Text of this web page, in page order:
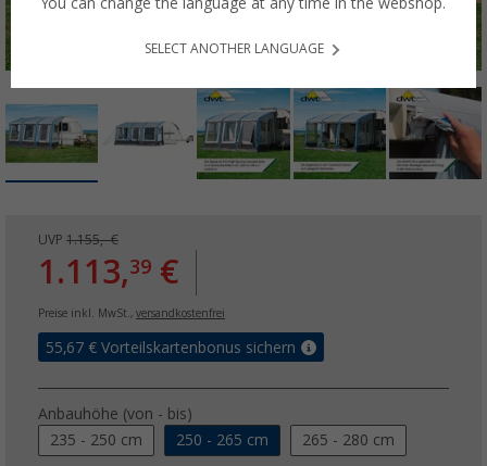
UVP 1.155,- €
1.113,39 €
Preise inkl. MwSt., versandkostenfrei
55,67 € Vorteilskartenbonus sichern
Anbauhöhe (von - bis)
235 - 250 cm
250 - 265 cm 265 - 280 cm
You can change the language at any time in the webshop.
SELECT ANOTHER LANGUAGE